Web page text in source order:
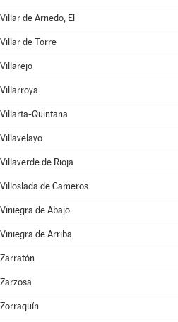
Villar de Arnedo, El
Villar de Torre
Villarejo
Villarroya
Villarta-Quintana
Villavelayo
Villaverde de Rioja
Villoslada de Cameros
Viniegra de Abajo
Viniegra de Arriba
Zarratón
Zarzosa
Zorraquín